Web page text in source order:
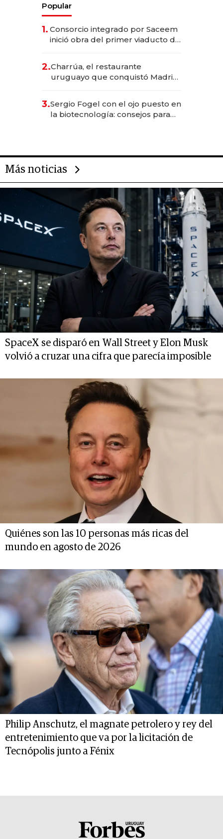
Popular
1. Consorcio integrado por Saceem
inició obra del primer viaducto de
millones
2.Charrúa, el restaurante
uruguayo que conquistó Madrid:
anticipación y prepara apertura
3.Sergio Fogel con el ojo puesto en
la biotecnología: consejos para
Más noticias
SpaceX se disparó en Wall Street y Elon Musk
volvió a cruzar una cifra que parecía imposible
Quiénes son las 10 personas más ricas del
mundo en agosto de 2026
Philip Anschutz, el magnate petrolero y rey del
entretenimiento que va por la licitación de
Tecnópolis junto a Fénix